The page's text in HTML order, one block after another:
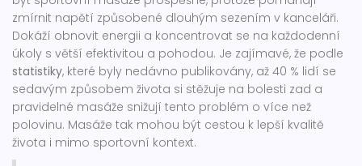
zmírnit napětí způsobené dlouhým sezením v kanceláři.
Dokáží obnovit energii a koncentrovat se na každodenní
úkoly s větší efektivitou a pohodou. Je zajímavé, že podle
statistiky, které byly nedávno publikovány, až 40 % lidí se
sedavým způsobem života si stěžuje na bolesti zad a
pravidelné masáže snižují tento problém o více než
polovinu. Masáže tak mohou být cestou k lepší kvalitě
života i mimo sportovní kontext.